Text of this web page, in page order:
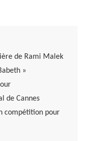
de Rami Malek
»
de Cannes
compétition pour